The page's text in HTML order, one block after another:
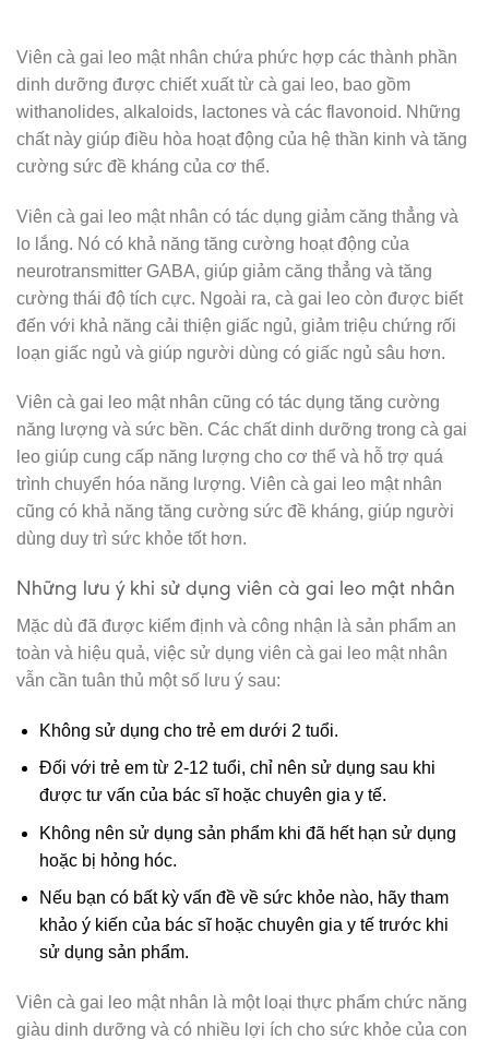
Viên cà gai leo mật nhân chứa phức hợp các thành phần
dinh dưỡng được chiết xuất từ cà gai leo, bao gồm
withanolides, alkaloids, lactones và các flavonoid. Những
chất này giúp điều hòa hoạt động của hệ thần kinh và tăng
cường sức đề kháng của cơ thể.
Viên cà gai leo mật nhân có tác dụng giảm căng thẳng và
lo lắng. Nó có khả năng tăng cường hoạt động của
neurotransmitter GABA, giúp giảm căng thẳng và tăng
cường thái độ tích cực. Ngoài ra, cà gai leo còn được biết
đến với khả năng cải thiện giấc ngủ, giảm triệu chứng rối
loạn giấc ngủ và giúp người dùng có giấc ngủ sâu hơn.
Viên cà gai leo mật nhân cũng có tác dụng tăng cường
năng lượng và sức bền. Các chất dinh dưỡng trong cà gai
leo giúp cung cấp năng lượng cho cơ thể và hỗ trợ quá
trình chuyển hóa năng lượng. Viên cà gai leo mật nhân
cũng có khả năng tăng cường sức đề kháng, giúp người
dùng duy trì sức khỏe tốt hơn.
Những lưu ý khi sử dụng viên cà gai leo mật nhân
Mặc dù đã được kiểm định và công nhận là sản phẩm an
toàn và hiệu quả, việc sử dụng viên cà gai leo mật nhân
vẫn cần tuân thủ một số lưu ý sau:
Không sử dụng cho trẻ em dưới 2 tuổi.
Đối với trẻ em từ 2-12 tuổi, chỉ nên sử dụng sau khi
được tư vấn của bác sĩ hoặc chuyên gia y tế.
Không nên sử dụng sản phẩm khi đã hết hạn sử dụng
hoặc bị hỏng hóc.
Nếu bạn có bất kỳ vấn đề về sức khỏe nào, hãy tham
khảo ý kiến của bác sĩ hoặc chuyên gia y tế trước khi
sử dụng sản phẩm.
Viên cà gai leo mật nhân là một loại thực phẩm chức năng
giàu dinh dưỡng và có nhiều lợi ích cho sức khỏe của con